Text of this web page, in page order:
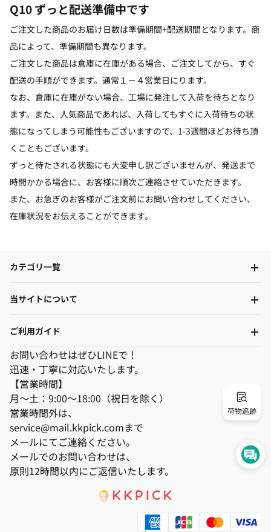
Q10 ずっと配送準備中です
ご注文した商品のお届け日数は準備期間+配送期間となります。商
品によって、準備期間も異なります。
ご注文した商品は倉庫に在庫がある場合、ご注文してから、すぐ
配送の手順ができます。通常１－４営業日にります。
なお、倉庫に在庫がない場合、工場に発注して入荷を待ちとなり
ます。また、人気商品であれば、入荷してもすぐに入荷待ちの状
態になってしまう可能性もございますので、1-3週間ほどお待ち頂
くこともございます。
ずっと待たされる状態にも大変申し訳ございませんが、発送まで
時間かかる場合に、お客様に順次ご連絡させていただきます。
また、お急ぎのお客様がご注文前にお問い合わせしてください、
在庫状況をお伝えることができます。
荷物追跡
カテゴリ一覧
当サイトについて
ご利用ガイド
お問い合わせはぜひLINEで！
迅速・丁寧に対応いたします。
【営業時間】
月～土：9:00～18:00（祝日を除く）
営業時間外は、
service@mail.kkpick.comまで
メールにてご連絡ください。
メールでのお問い合わせは、
原則12時間以内にご返信いたします。